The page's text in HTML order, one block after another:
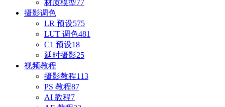
材质模型77
摄影调色
LR 预设575
LUT 调色481
C1 预设18
延时摄影25
视频教程
摄影教程113
PS 教程87
AI 教程7